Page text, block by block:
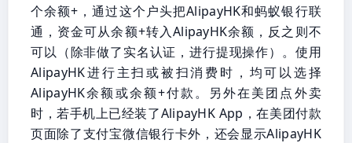
个余额+，通过这个户头把AlipayHK和蚂蚁银行联
通，资金可从余额+转入AlipayHK余额，反之则不
可以（除非做了实名认证，进行提现操作）。使用
AlipayHK进行主扫或被扫消费时，均可以选择
AlipayHK余额或余额+付款。另外在美团点外卖
时，若手机上已经装了AlipayHK App，在美团付款
页面除了支付宝微信银行卡外，还会显示AlipayHK